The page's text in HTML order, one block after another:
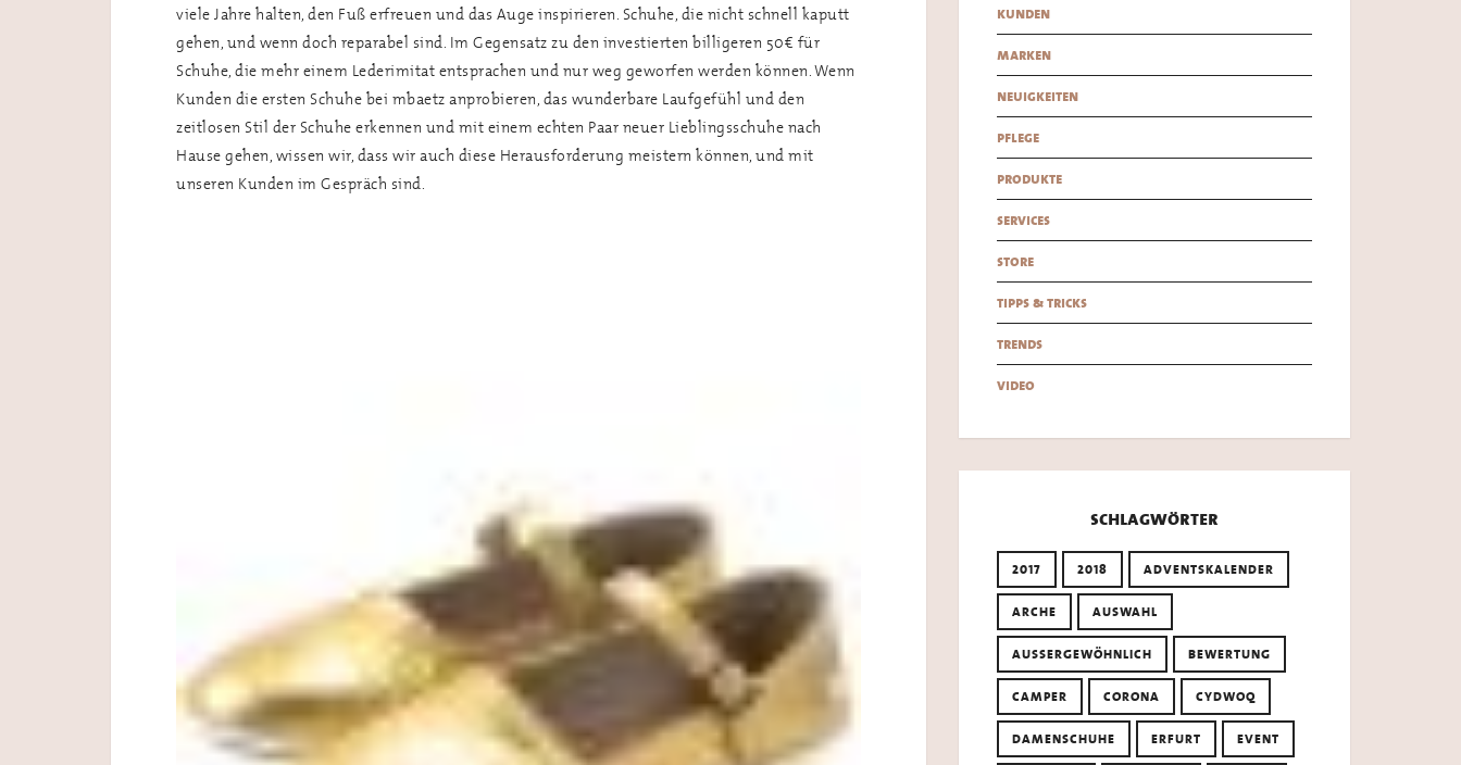
viele Jahre halten, den Fuß erfreuen und das Auge inspirieren. Schuhe, die nicht schnell kaputt
gehen, und wenn doch reparabel sind. Im Gegensatz zu den investierten billigeren 50€ für
Schuhe, die mehr einem Lederimitat entsprachen und nur weg geworfen werden können. Wenn
Kunden die ersten Schuhe bei mbaetz anprobieren, das wunderbare Laufgefühl und den
zeitlosen Stil der Schuhe erkennen und mit einem echten Paar neuer Lieblingsschuhe nach
Hause gehen, wissen wir, dass wir auch diese Herausforderung meistern können, und mit
unseren Kunden im Gespräch sind.
kunden
marken
neuigkeiten
pflege
produkte
services
store
tipps & tricks
trends
video
schlagwörter
2017 2018 ADVENTSKALENDER
ARCHE AUSWAHL
AUSSERGEWÖHNLICH BEWERTUNG
CAMPER CORONA CYDWOQ
DAMENSCHUHE ERFURT EVENT